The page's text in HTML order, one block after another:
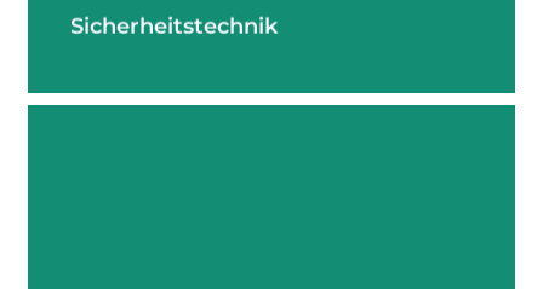
Sicherheitstechnik